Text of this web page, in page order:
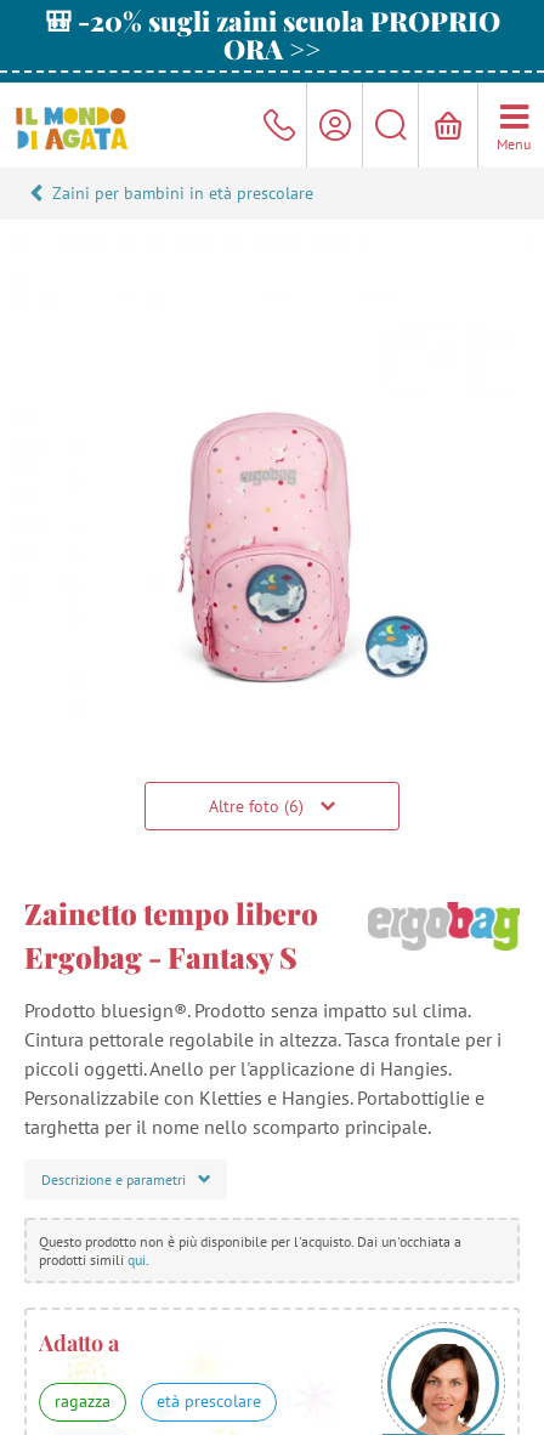
🎒 -20% sugli zaini scuola PROPRIO
ORA >>
Menu
Zaini per bambini in età prescolare
Altre foto (6)
Zainetto tempo libero
Ergobag - Fantasy S
Prodotto bluesign®. Prodotto senza impatto sul clima.
Cintura pettorale regolabile in altezza. Tasca frontale per i
piccoli oggetti. Anello per l'applicazione di Hangies.
Personalizzabile con Kletties e Hangies. Portabottiglie e
targhetta per il nome nello scomparto principale.
Descrizione e parametri
Questo prodotto non è più disponibile per l'acquisto. Dai un'occhiata a
prodotti simili qui
Adatto a
ragazza età prescolare